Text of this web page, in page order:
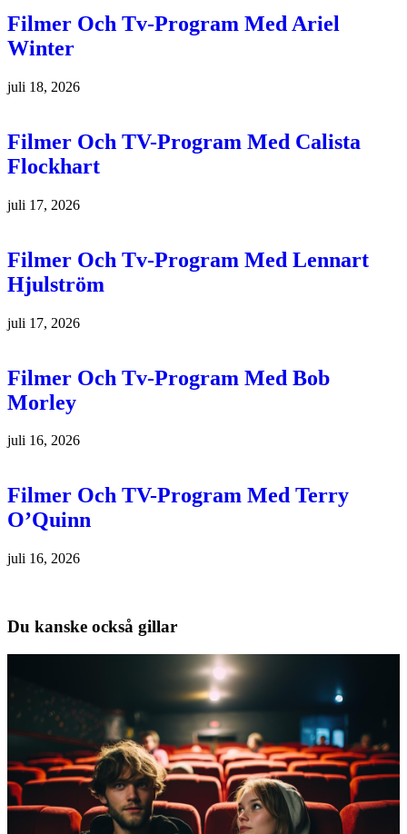
Filmer Och Tv-Program Med Ariel
Winter
juli 18, 2026
Filmer Och TV-Program Med Calista
Flockhart
juli 17, 2026
Filmer Och Tv-Program Med Lennart
Hjulström
juli 17, 2026
Filmer Och Tv-Program Med Bob
Morley
juli 16, 2026
Filmer Och TV-Program Med Terry
O’Quinn
juli 16, 2026
Du kanske också gillar